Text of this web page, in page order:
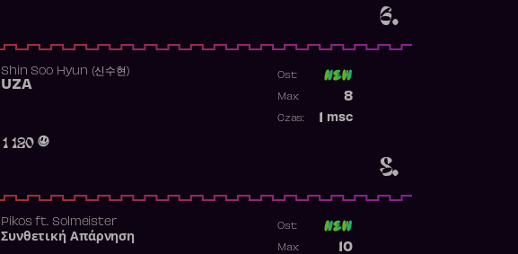
6.
8.
Shin Soo Hyun (신수현)
UZA
1 120
Ost:
8
Max:
msc
Czas:
Pikosft. Solmeister
Συνθετική Απάρνηση
Ost:
10
Max: